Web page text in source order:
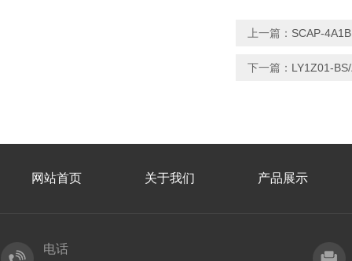
上一篇： SCAP-
下一篇： LY1Z01-
网站首页 关于我们 产品展示
电话